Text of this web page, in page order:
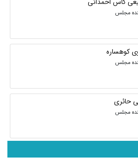
مجلس
کوهساره
مجلس
حائری
مجلس